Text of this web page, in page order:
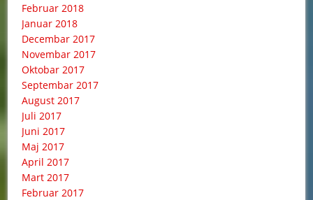
Februar 2018
Januar 2018
Decembar 2017
Novembar 2017
Oktobar 2017
Septembar 2017
August 2017
Juli 2017
Juni 2017
Maj 2017
April 2017
Mart 2017
Februar 2017